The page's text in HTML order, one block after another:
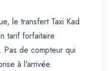
le transfert Taxi Kad
tarif forfaitaire
Pas de compteur qui
à l'arrivée.